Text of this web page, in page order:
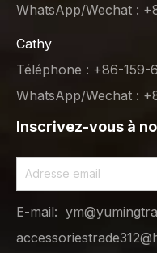
WhatsApp/Wechat :
Cathy
Téléphone : +86-159-
WhatsApp/Wechat :
Inscrivez-vous à
E-mail: